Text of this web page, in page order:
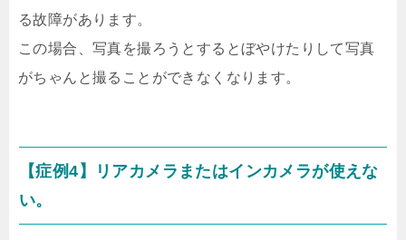
る故障があります。
この場合、写真を撮ろうとするとぼやけたりして写真
がちゃんと撮ることができなくなります。
【症例4】リアカメラまたはインカメラが使えな
い。